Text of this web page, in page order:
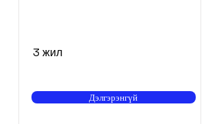
3 жил
Дэлгэрэнгүй